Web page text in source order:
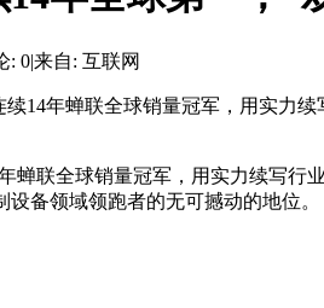
: 0|来自: 互联网
年蝉联全球销量冠军，用实力续
全球销量冠军，用实力续写行
备领域领跑者的无可撼动的地位。